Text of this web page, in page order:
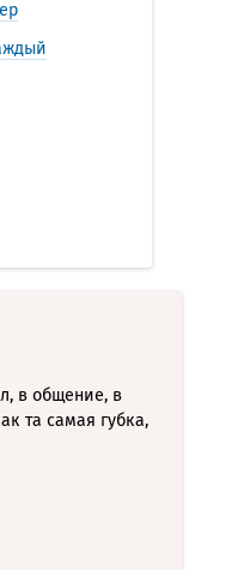
в общение, в
та самая губка,